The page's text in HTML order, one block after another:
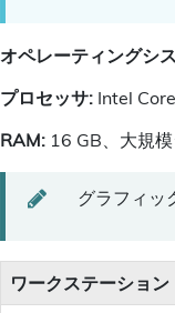
オペレーティングシ
プロセッサ: Intel
RAM: 16 GB、大規
グラフィッ
ワークステーション